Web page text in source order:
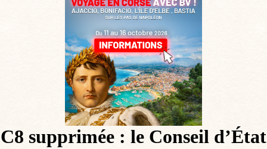
C8 supprimée : le Conseil d’État